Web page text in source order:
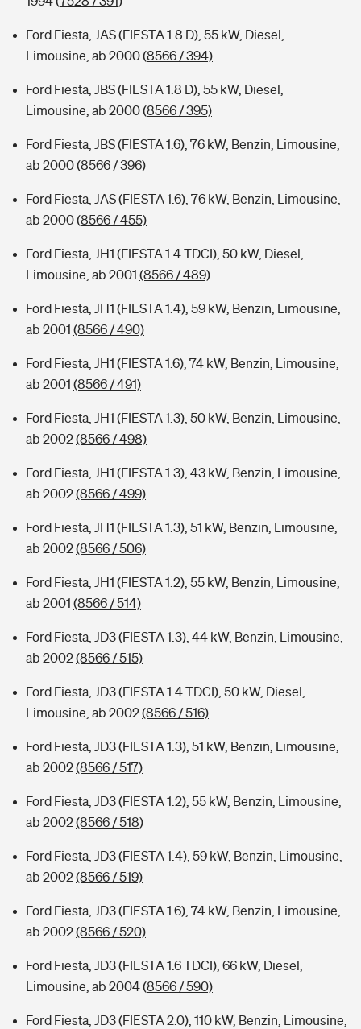
Ford Fiesta, JAS (FIESTA 1.8 D), 55 kW, Diesel,
Limousine, ab 2000(8566 / 394)
Ford Fiesta, JBS (FIESTA 1.8 D), 55 kW, Diesel,
Limousine, ab 2000(8566 / 395)
Ford Fiesta, JBS (FIESTA 1.6), 76 kW, Benzin, Limousine,
ab 2000(8566 / 396)
Ford Fiesta, JAS (FIESTA 1.6), 76 kW, Benzin, Limousine,
ab 2000(8566 / 455)
Ford Fiesta, JH1 (FIESTA 1.4 TDCI), 50 kW, Diesel,
Limousine, ab 2001 (8566 / 489)
Ford Fiesta, JH1 (FIESTA 1.4), 59 kW, Benzin, Limousine,
ab 2001 (8566 / 490)
Ford Fiesta, JH1 (FIESTA 1.6), 74 kW, Benzin, Limousine,
ab 2001 (8566 / 491)
Ford Fiesta, JH1 (FIESTA 1.3), 50 kW, Benzin, Limousine,
ab 2002(8566 / 498)
Ford Fiesta, JH1 (FIESTA 1.3), 43 kW, Benzin, Limousine,
ab 2002(8566 / 499)
Ford Fiesta, JH1 (FIESTA 1.3), 51 kW, Benzin, Limousine,
ab 2002(8566 / 506)
Ford Fiesta, JH1 (FIESTA 1.2), 55 kW, Benzin, Limousine,
ab 2001 (8566 / 514)
Ford Fiesta, JD3 (FIESTA 1.3), 44 kW, Benzin, Limousine,
ab 2002(8566 / 515)
Ford Fiesta, JD3 (FIESTA 1.4 TDCI), 50 kW, Diesel,
Limousine, ab 2002(8566 / 516)
Ford Fiesta, JD3 (FIESTA 1.3), 51 kW, Benzin, Limousine,
ab 2002(8566 / 517)
Ford Fiesta, JD3 (FIESTA 1.2), 55 kW, Benzin, Limousine,
ab 2002(8566 / 518)
Ford Fiesta, JD3 (FIESTA 1.4), 59 kW, Benzin, Limousine,
ab 2002(8566 / 519)
Ford Fiesta, JD3 (FIESTA 1.6), 74 kW, Benzin, Limousine,
ab 2002(8566 / 520)
Ford Fiesta, JD3 (FIESTA 1.6 TDCI), 66 kW, Diesel,
Limousine, ab 2004(8566 / 590)
Ford Fiesta, JD3 (FIESTA 2.0), 110 kW, Benzin, Limousine,